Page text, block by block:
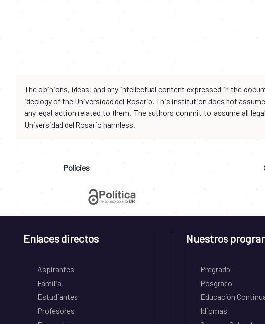
The opinions, ideas, and any intellectual content expressed in the
ideology of the Universidad del Rosario. This institution does not
any legal action related to them. The authors commit to assume all
Universidad del Rosario harmless.
Policies
Enlaces directos
Aspirantes
Familia
Estudiantes
Profesores
Nuestros
Pregrado
Posgrado
Educación
Idiomas